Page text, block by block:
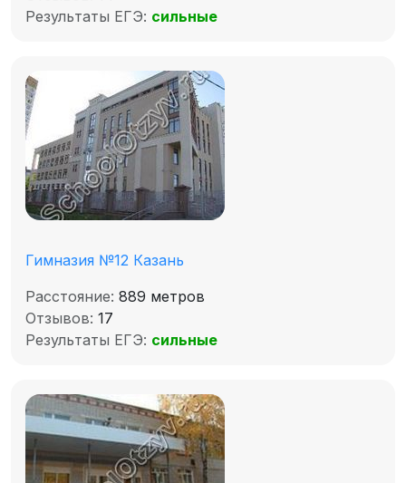
Результаты ЕГЭ: сильные
Гимназия №12 Казань
Расстояние: 889 метров
Отзывов: 17
Результаты ЕГЭ: сильные